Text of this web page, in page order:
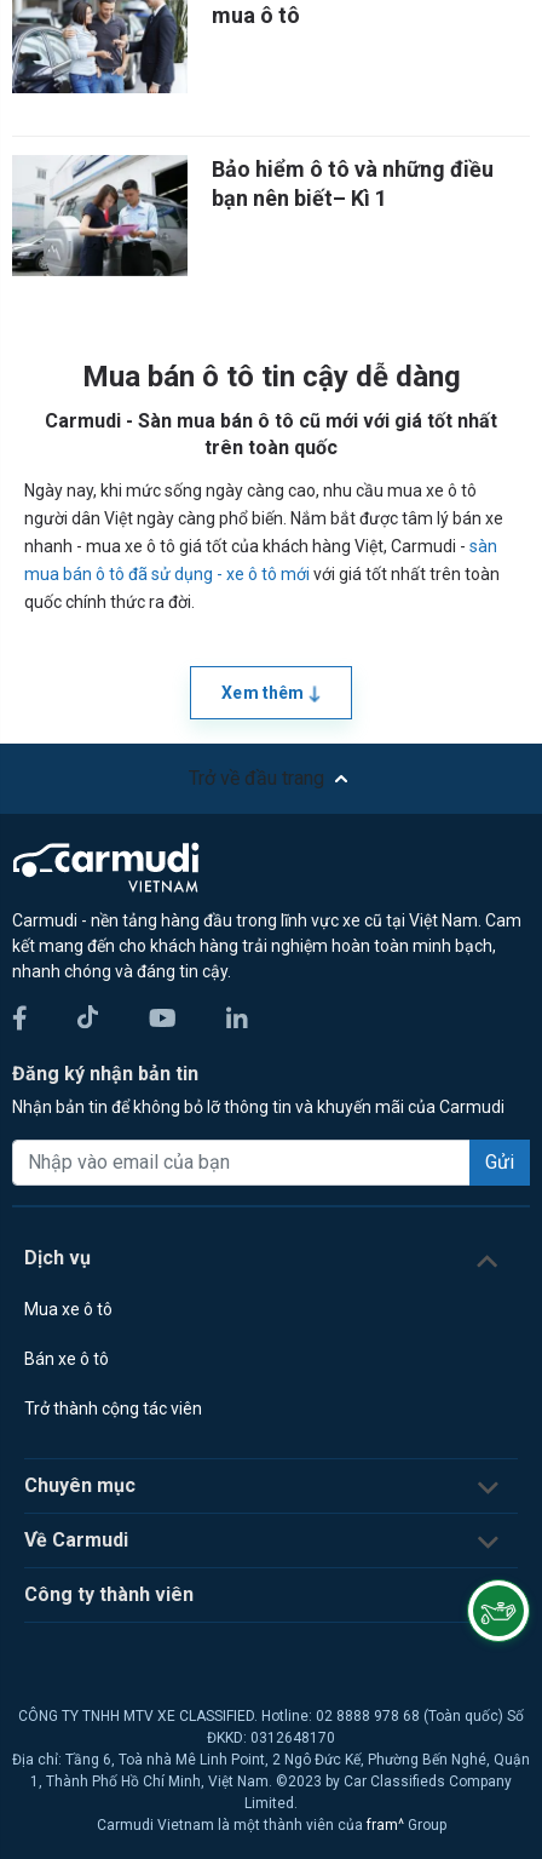
mua ô tô
Bảo hiểm ô tô và những điều
bạn nên biết– Kì 1
Mua bán ô tô tin cậy dễ dàng
Carmudi - Sàn mua bán ô tô cũ mới với giá tốt nhất
trên toàn quốc
Ngày nay, khi mức sống ngày càng cao, nhu cầu mua xe ô tô
người dân Việt ngày càng phổ biến. Nắm bắt được tâm lý bán xe
nhanh - mua xe ô tô giá tốt của khách hàng Việt, Carmudi - sàn
mua bán ô tô đã sử dụng - xe ô tô mới với giá tốt nhất trên toàn
quốc chính thức ra đời.
Xem thêm
Trở về đầu trang
Carmudi - nền tảng hàng đầu trong lĩnh vực xe cũ tại Việt Nam. Cam
kết mang đến cho khách hàng trải nghiệm hoàn toàn minh bạch,
nhanh chóng và đáng tin cậy.
Đăng ký nhận bản tin
Nhận bản tin để không bỏ lỡ thông tin và khuyến mãi của Carmudi
Gửi
Dịch vụ
Mua xe ô tô
Bán xe ô tô
Trở thành cộng tác viên
Chuyên mục
Về Carmudi
Công ty thành viên
CÔNG TY TNHH MTV XE CLASSIFIED. Hotline: 02 8888 978 68 (Toàn quốc) Số
ĐKKD: 0312648170
Địa chỉ: Tầng 6, Toà nhà Mê Linh Point, 2 Ngô Đức Kế, Phường Bến Nghé, Quận
1, Thành Phố Hồ Chí Minh, Việt Nam. ©2023 by Car Classifieds Company
Limited.
Carmudi Vietnam là một thành viên củafram^ Group